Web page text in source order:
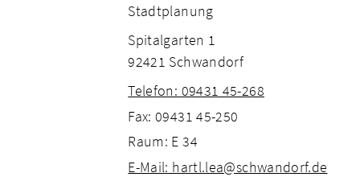
Stadtplanung
Spitalgarten 1
92421 Schwandorf
Telefon: 09431 45-268
Fax: 09431 45-250
Raum: E 34
E-Mail: hartl.lea@schwandorf.de